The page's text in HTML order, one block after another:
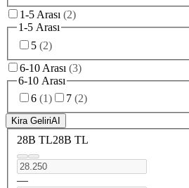
1-5 Arası (2)
1-5 Arası
5 (2)
6-10 Arası (3)
6-10 Arası
6 (1) 7 (2)
Kira GeliriAI
28B TL28B TL
—